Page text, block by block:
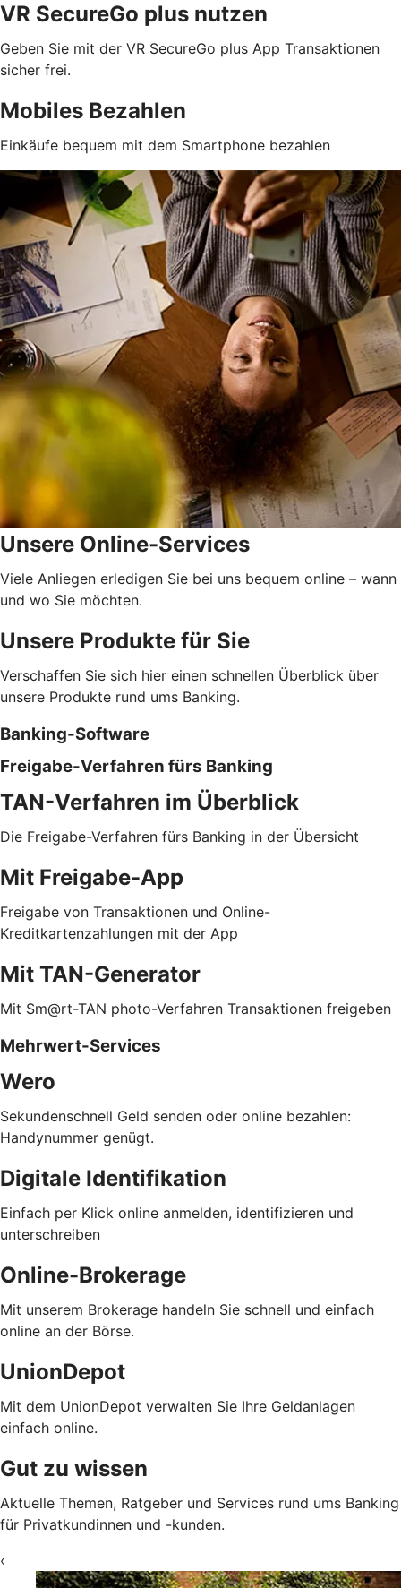
VR SecureGo plus nutzen
Geben Sie mit der VR SecureGo plus App Transaktionen
sicher frei.
Mobiles Bezahlen
Einkäufe bequem mit dem Smartphone bezahlen
Unsere Online-Services
Viele Anliegen erledigen Sie bei uns bequem online – wann
und wo Sie möchten.
Unsere Produkte für Sie
Verschaffen Sie sich hier einen schnellen Überblick über
unsere Produkte rund ums Banking.
Banking-Software
Freigabe-Verfahren fürs Banking
TAN-Verfahren im Überblick
Die Freigabe-Verfahren fürs Banking in der Übersicht
Mit Freigabe-App
Freigabe von Transaktionen und Online-
Kreditkartenzahlungen mit der App
Mit TAN-Generator
Mit Sm@rt-TAN photo-Verfahren Transaktionen freigeben
Mehrwert-Services
Wero
Sekundenschnell Geld senden oder online bezahlen:
Handynummer genügt.
Digitale Identifikation
Einfach per Klick online anmelden, identifizieren und
unterschreiben
Online-Brokerage
Mit unserem Brokerage handeln Sie schnell und einfach
online an der Börse.
UnionDepot
Mit dem UnionDepot verwalten Sie Ihre Geldanlagen
einfach online.
Gut zu wissen
Aktuelle Themen, Ratgeber und Services rund ums Banking
für Privatkundinnen und -kunden.
‹